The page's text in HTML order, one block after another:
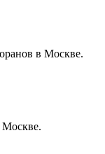
в Москве.